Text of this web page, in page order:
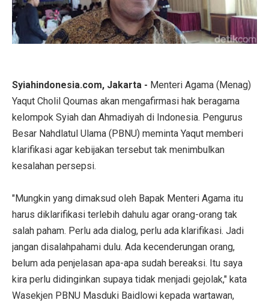
Syiahindonesia.com, Jakarta - Menteri Agama (Menag)
Yaqut Cholil Qoumas akan mengafirmasi hak beragama
kelompok Syiah dan Ahmadiyah di Indonesia. Pengurus
Besar Nahdlatul Ulama (PBNU) meminta Yaqut memberi
klarifikasi agar kebijakan tersebut tak menimbulkan
kesalahan persepsi.
"Mungkin yang dimaksud oleh Bapak Menteri Agama itu
harus diklarifikasi terlebih dahulu agar orang-orang tak
salah paham. Perlu ada dialog, perlu ada klarifikasi. Jadi
jangan disalahpahami dulu. Ada kecenderungan orang,
belum ada penjelasan apa-apa sudah bereaksi. Itu saya
kira perlu didinginkan supaya tidak menjadi gejolak," kata
Wasekjen PBNU Masduki Baidlowi kepada wartawan,